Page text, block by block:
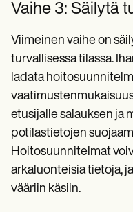
Vaihe 3: Säilytä
Viimeinen vaihe on
turvallisessa tilassa.
ladata
etusijalle salauksen ja
potilastietojen
Hoitosuunnitelmat
arkaluonteisia tietoja,
vääriin käsiin.